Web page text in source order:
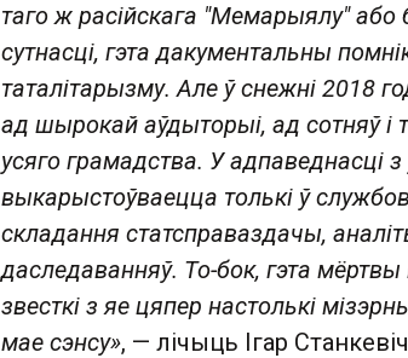
таго ж расійскага "Мемарыялу" або
сутнасці, гэта дакументальны
таталітарызму. Але ў снежні 2018
ад шырокай аўдыторыі, ад сотняў
усяго грамадства. У адпаведнасці
выкарыстоўваецца толькі ў
складання статсправаздачы,
даследаванняў. То-бок, гэта
звесткі з яе цяпер настолькі
мае сэнсу», — лічыць Ігар